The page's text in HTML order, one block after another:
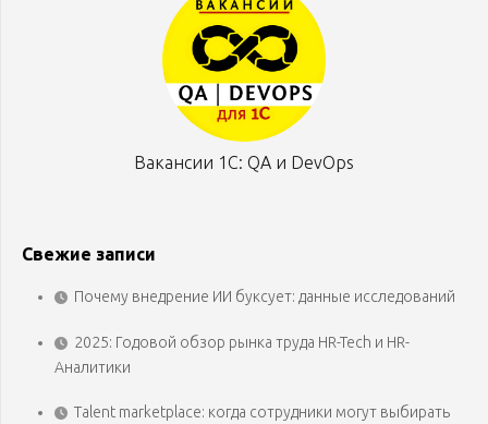
Вакансии 1С: QA и DevOps
Свежие записи
Почему внедрение ИИ буксует: данные исследований
2025: Годовой обзор рынка труда HR-Tech и HR-
Аналитики
Talent marketplace: когда сотрудники могут выбирать